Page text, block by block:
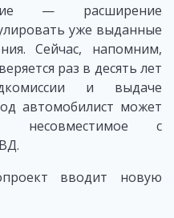
— расширение
уже выданные
Сейчас, напомним,
раз в десять лет
и выдаче
автомобилист может
несовместимое с
вводит новую